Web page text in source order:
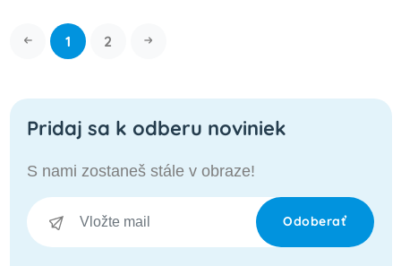
1 2
Pridaj sa k odberu noviniek
S nami zostaneš stále v obraze!
Odoberať